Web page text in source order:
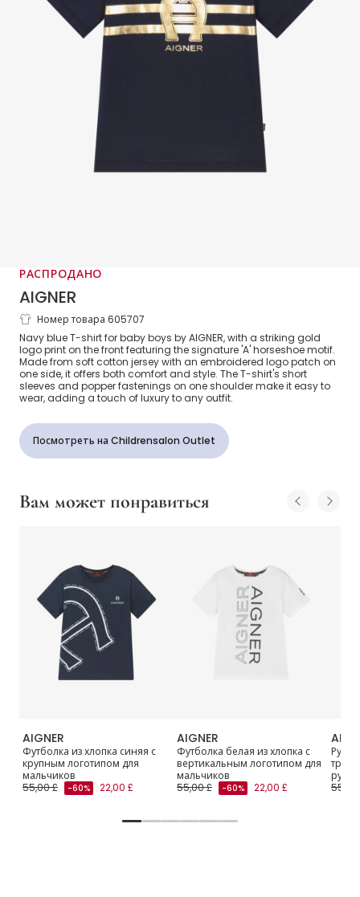
РАСПРОДАНО
AIGNER
Baby Boys Navy Blue & Gold Horseshoe
Logo Cotton T-Shirt
Номер товара 605707
Navy blue T-shirt for baby boys by AIGNER, with a striking gold
logo print on the front featuring the signature 'A' horseshoe motif.
Made from soft cotton jersey with an embroidered logo patch on
one side, it offers both comfort and style. The T-shirt's short
sleeves and popper fastenings on one shoulder make it easy to
wear, adding a touch of luxury to any outfit.
Посмотреть на Childrensalon Outlet
Вам может понравиться
AIGNER
Футболка из хлопка синяя с
крупным логотипом для
мальчиков
55,00 £
-60% 22,00 £
AIGNER
Футболка белая из хлопка с
вертикальным логотипом для
мальчиков
55,00 £
-60% 22,00 £
55,00